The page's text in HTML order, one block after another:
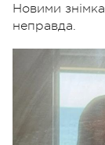
Новими
неправда.